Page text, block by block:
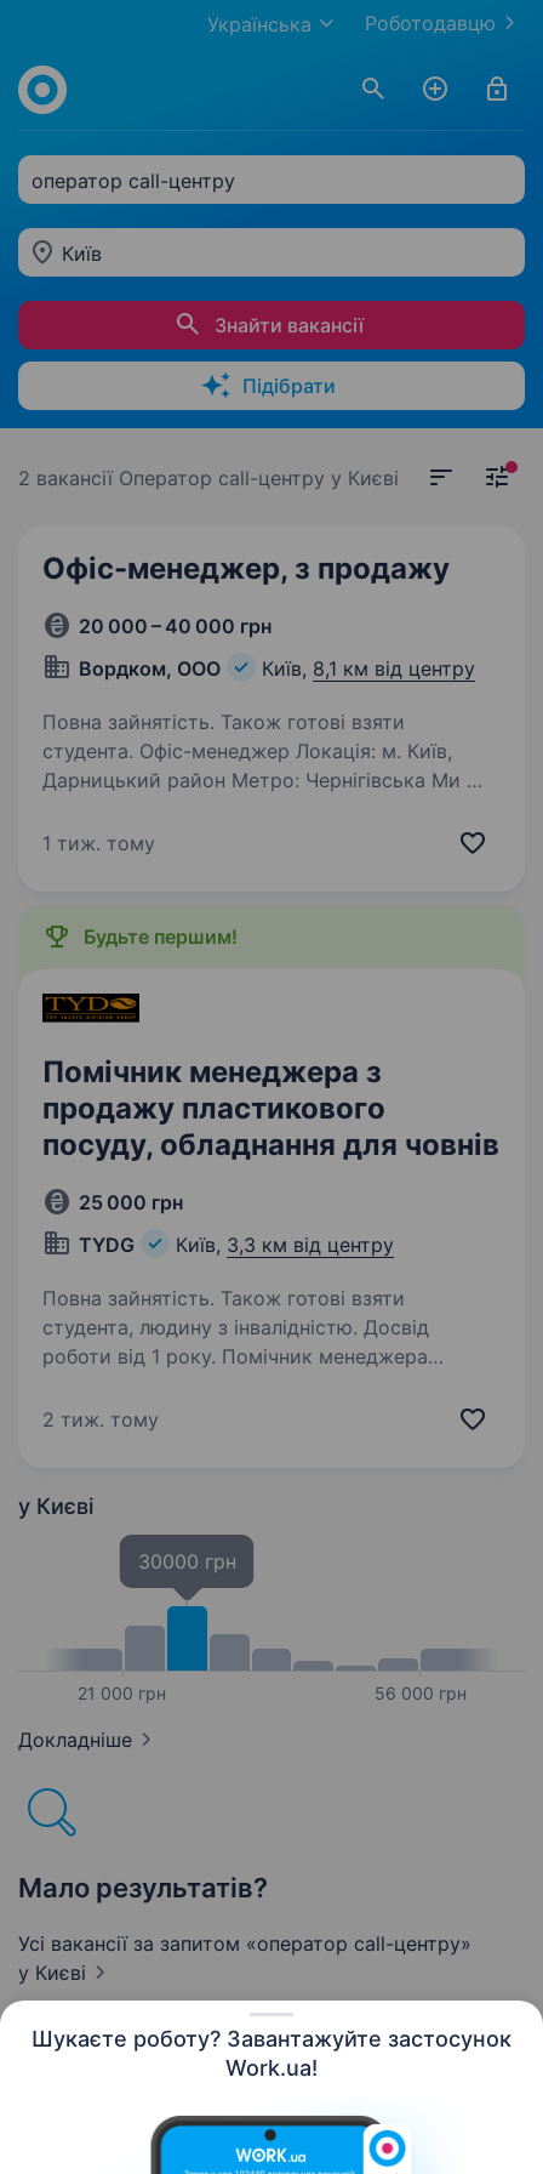
Шукаєте роботу? Завантажуйте застосунок
Work.ua!
Роботодавцю
Українська
оператор call-центру
Київ
Знайти вакансії
Підібрати
2 вакансії Оператор call-центру у Києві
Офіс-менеджер, з продажу
20 000 – 40 000 грн
Вордком, ООО
Київ, 8,1 км від центру
Повна зайнятість. Також готові взяти
студента. Офіс-менеджер Локація: м. Київ,
Дарницький район Метро: Чернігівська Ми —
у зв’язку з розширенням шукаємо
1 тиж. тому
Будьте першим!
Помічник менеджера з
продажу пластикового
посуду, обладнання для човнів
25 000 грн
TYDG
Київ, 3,3 км від центру
Повна зайнятість. Також готові взяти
студента, людину з інвалідністю. Досвід
роботи від 1 року. Помічник менеджера
частин, устаткування для човнів і катерів.
Word/Excel…
2 тиж. тому
у Києві
21 000 грн
30000 грн
56 000 грн
Докладніше
Мало результатів?
Усі вакансії за запитом «оператор call-центру»
у Києві